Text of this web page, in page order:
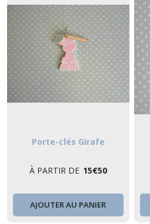
Porte-clés Girafe
À PARTIR DE 15€50
AJOUTER AU PANIER